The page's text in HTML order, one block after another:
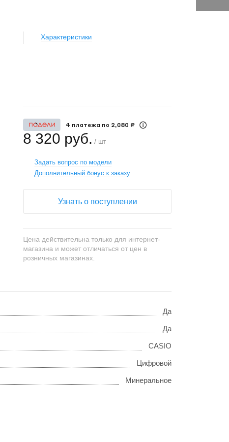
Характеристики
4 платежа по 2,080 ₽
8 320 руб. / шт
Задать вопрос по модели
Дополнительный бонус к заказу
Узнать о поступлении
Цена действительна только для интернет-
магазина и может отличаться от цен в
розничных магазинах.
Да
Да
CASIO
Цифровой
Минеральное